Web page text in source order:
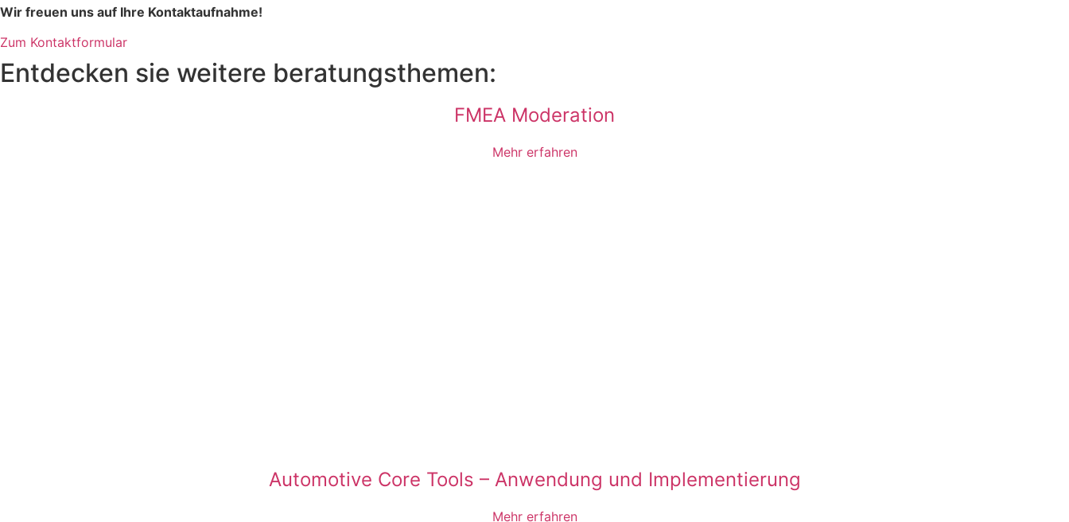
Wir freuen uns auf Ihre Kontaktaufnahme!
Zum Kontaktformular
Entdecken sie weitere beratungsthemen:
FMEA Moderation
Mehr erfahren
Automotive Core Tools – Anwendung und Implementierung
Mehr erfahren